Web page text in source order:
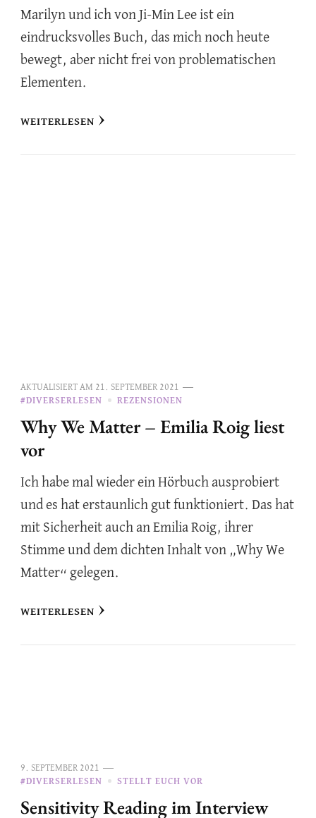
Marilyn und ich von Ji-Min Lee ist ein
eindrucksvolles Buch, das mich noch heute
bewegt, aber nicht frei von problematischen
Elementen.
WEITERLESEN
AKTUALISIERT AM 21. SEPTEMBER 2021
#DIVERSERLESEN
REZENSIONEN
Why We Matter – Emilia Roig liest
vor
Ich habe mal wieder ein Hörbuch ausprobiert
und es hat erstaunlich gut funktioniert. Das hat
mit Sicherheit auch an Emilia Roig, ihrer
Stimme und dem dichten Inhalt von „Why We
Matter“ gelegen.
WEITERLESEN
9. SEPTEMBER 2021
#DIVERSERLESEN
STELLT EUCH VOR
Sensitivity Reading im Interview